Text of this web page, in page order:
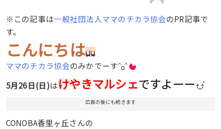
※この記事は一般社団法人ママのチカラ協会のPR記事で
す。
こんにちは
ママのチカラ協会のみかでーす
5月26日(日)はけやきマルシェですよーー
広告の後にも続きます
CONOBA香里ヶ丘 さんの